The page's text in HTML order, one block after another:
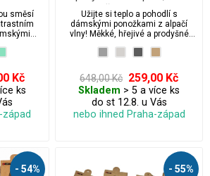
směsí
dny.
pro
Kč
ks
hřejivé Natur
Užijte si teplo a pohodlí s
dámskými ponožkami z alpačí
vlny! Měkké, hřejivé a prodyšné
komfort a volnou cirkulaci krve.
Perfektní volba pro citlivou
pokožku.
648,00 Kč 259,00 Kč
Skladem > 5 a více ks
do st 12.8. u Vás
nebo ihned Praha-západ
- 54% - 55%